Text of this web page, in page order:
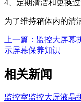
4、定期清洁和更换过
为了维持箱体内的清
上一篇：监控大屏
示屏幕保养知识
相关新闻
监控室监控大屏液晶